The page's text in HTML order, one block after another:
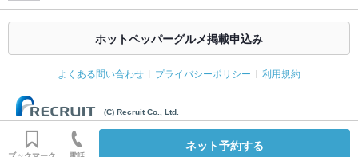
ホットペッパーグルメ掲載申込み
よくある問い合わせ プライバシーポリシー 利用規約
(C) Recruit Co., Ltd.
ネット予約する